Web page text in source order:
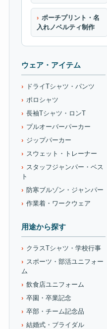
ポーチプリント・名
入れノベルティ制作
ウェア・アイテム
ドライTシャツ・パンツ
ポロシャツ
長袖Tシャツ・ロンT
プルオーバーパーカー
ジップパーカー
スウェット・トレーナー
スタッフジャンパー・ベス
ト
防寒ブルゾン・ジャンパー
作業着・ワークウェア
用途から探す
クラスTシャツ・学校行事
スポーツ・部活ユニフォー
ム
飲食店ユニフォーム
卒園・卒業記念
卒部・チーム記念品
結婚式・ブライダル